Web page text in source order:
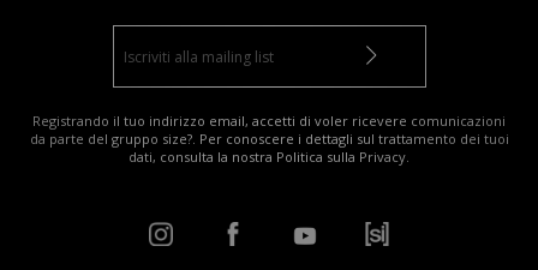
Registrando il tuo indirizzo email, accetti di voler ricevere comunicazioni
da parte del gruppo size?. Per conoscere i dettagli sul trattamento dei tuoi
dati, consulta la nostra Politica sulla Privacy.